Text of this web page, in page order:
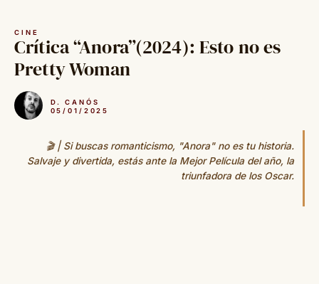
contenido
CINE
Crítica “Anora”(2024): Esto no es
Pretty Woman
D. CANÓS
05/01/2025
🎬 | Si buscas romanticismo, "Anora" no es tu historia.
Salvaje y divertida, estás ante la Mejor Película del año, la
triunfadora de los Oscar.